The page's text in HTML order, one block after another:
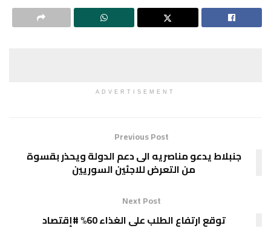
ADVERTISEMENT
Previous Post
جنبلاط يدعو مناصريه الى دعم الدولة ويحذر بقسوة
من التعرض للاجئين السوريين
Next Post
توقع ارتفاع الطلب على الغذاء 60% #إقتصاد